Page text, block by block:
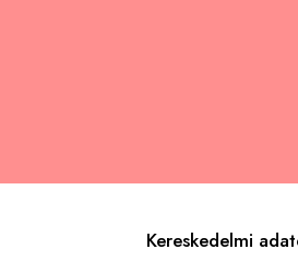
Kereskedelmi